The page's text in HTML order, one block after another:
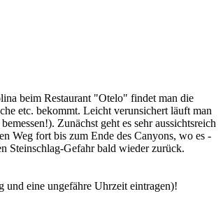
beim Restaurant "Otelo" findet man die
etc. bekommt. Leicht verunsichert läuft man
Zunächst geht es sehr aussichtsreich
Weg fort bis zum Ende des Canyons, wo es -
Steinschlag-Gefahr bald wieder zurück.
und eine ungefähre Uhrzeit eintragen)!